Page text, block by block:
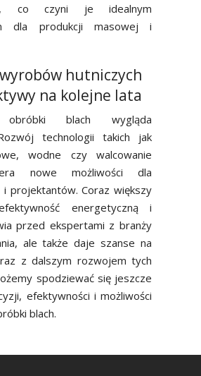
co czyni je idealnym
dla produkcji masowej i
hutniczych
na kolejne lata
obróbki blach wygląda
technologii takich jak
wodne czy walcowanie
nowe możliwości dla
projektantów. Coraz większy
energetyczną i
przed ekspertami z branży
ale także daje szanse na
z dalszym rozwojem tych
spodziewać się jeszcze
efektywności i możliwości
blach.